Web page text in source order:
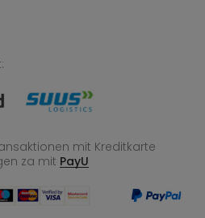
mit Kreditkarte
za mit PayU